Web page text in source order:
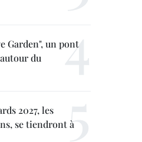
Garden", un pont
du
2027, les
se tiendront à